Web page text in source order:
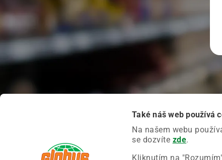
Také náš web používá
Na našem webu
se dozvíte zde.
Kliknutím na